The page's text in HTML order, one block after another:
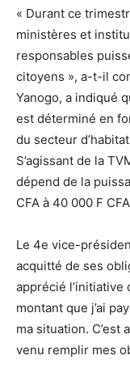
« Durant ce
ministères et
responsables
citoyens », a-t-il
Yanogo, a indiqué
est déterminé en
du secteur
S’agissant de la
dépend de la
CFA à 40 000 F
Le 4e vice-
acquitté de ses
apprécié l’initiative
montant que j’ai
ma situation. C’est
venu remplir mes